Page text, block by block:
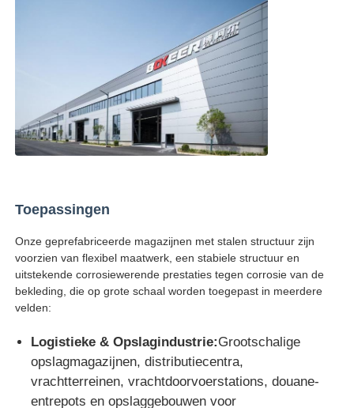
Toepassingen
Onze geprefabriceerde magazijnen met stalen structuur zijn
voorzien van flexibel maatwerk, een stabiele structuur en
uitstekende corrosiewerende prestaties tegen corrosie van de
bekleding, die op grote schaal worden toegepast in meerdere
velden:
Logistieke & Opslagindustrie:Grootschalige
opslagmagazijnen, distributiecentra,
vrachtterreinen, vrachtdoorvoerstations, douane-
entrepots en opslaggebouwen voor